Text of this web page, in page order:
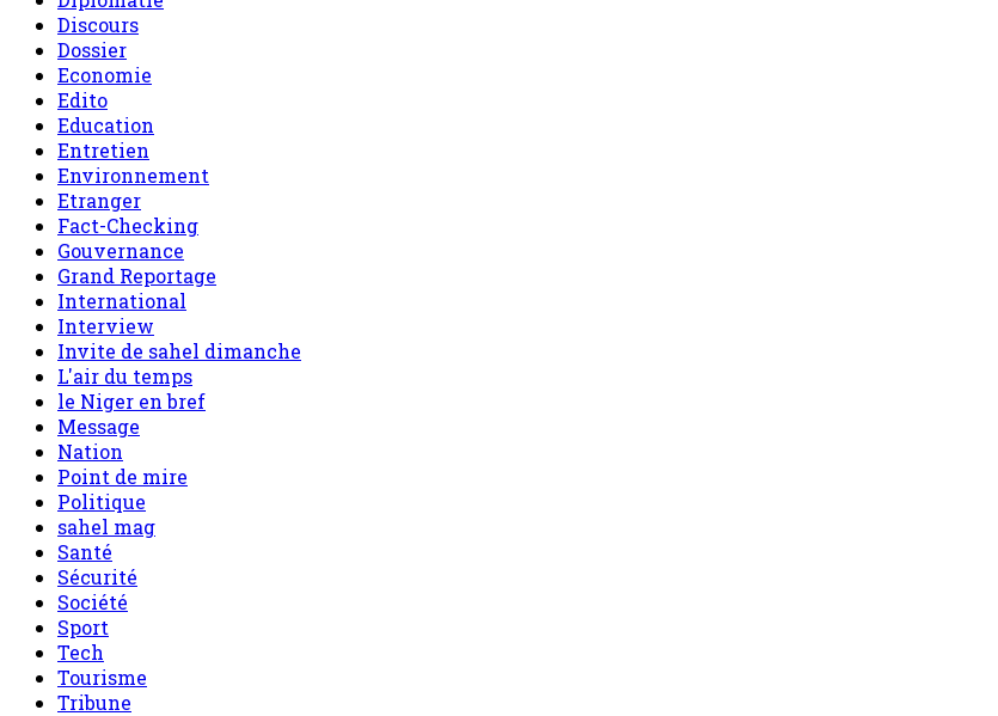
Discours
Dossier
Economie
Edito
Education
Entretien
Environnement
Etranger
Fact-Checking
Gouvernance
Grand Reportage
International
Interview
Invite de sahel dimanche
L'air du temps
le Niger en bref
Message
Nation
Point de mire
Politique
sahel mag
Santé
Sécurité
Société
Sport
Tech
Tourisme
Tribune